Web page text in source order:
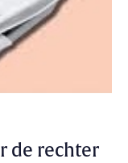
de rechter